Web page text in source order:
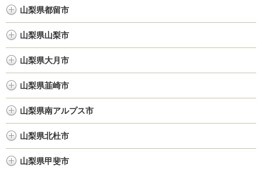
山梨県都留市
山梨県山梨市
山梨県大月市
山梨県韮崎市
山梨県南アルプス市
山梨県北杜市
山梨県甲斐市